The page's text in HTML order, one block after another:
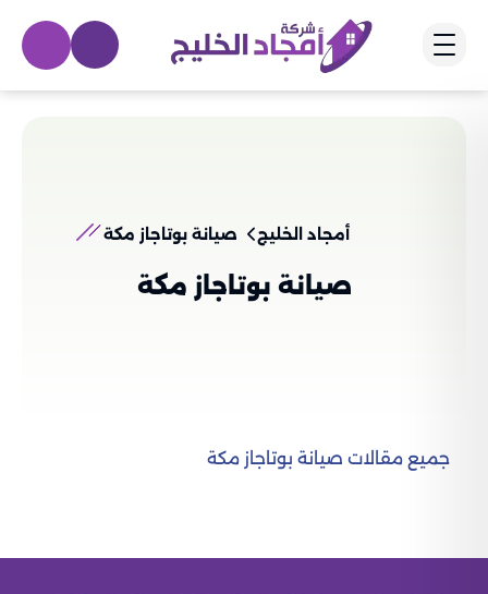
أمجاد الخليج صيانة بوتاجاز مكة
صيانة بوتاجاز مكة
جميع مقالات صيانة بوتاجاز مكة